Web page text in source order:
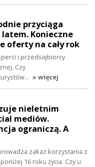
przyciąga
Konieczne
oferty na cały rok
i przedsiębiorcy
Czy
» więcej
nieletnim
mediów.
ograniczą. A
zakaz korzystania z
16 roku życia. Czy u